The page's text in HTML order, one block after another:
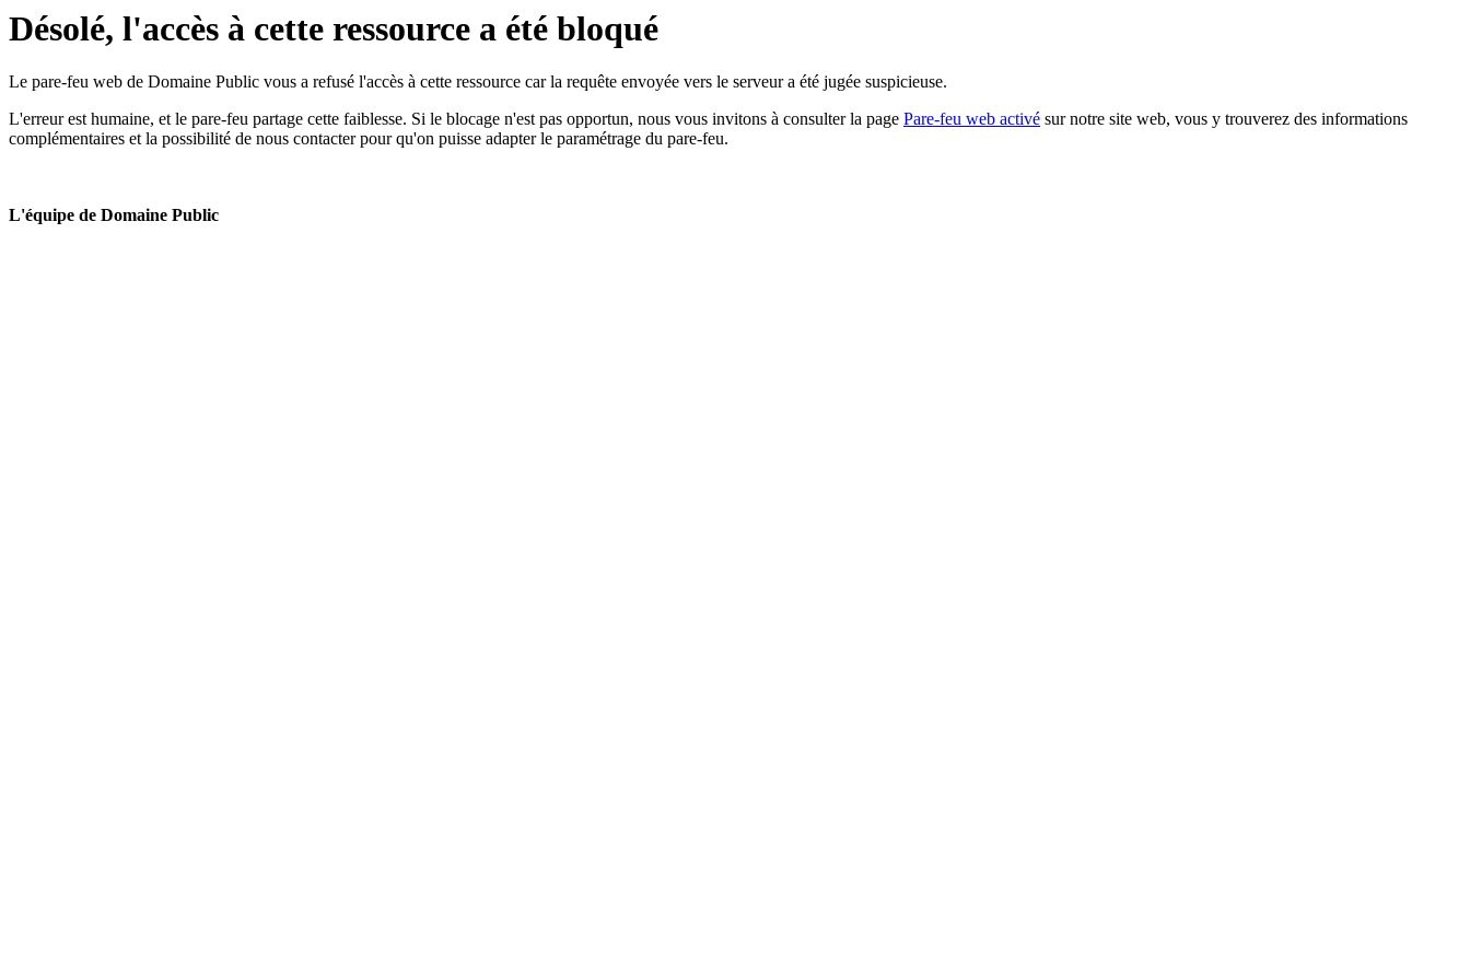
Désolé, l'accès à cette ressource a été bloqué
Le pare-feu web de Domaine Public vous a refusé l'accès à cette ressource car la requête envoyée vers le serveur a été jugée suspicieuse.
L'erreur est humaine, et le pare-feu partage cette faiblesse. Si le blocage n'est pas opportun, nous vous invitons à consulter la page Pare-feu web activé sur notre site web, vous y trouverez des informations
complémentaires et la possibilité de nous contacter pour qu'on puisse adapter le paramétrage du pare-feu.
L'équipe de Domaine Public